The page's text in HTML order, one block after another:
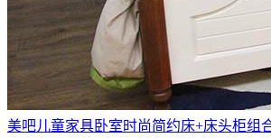
美吧儿童家具卧室时尚简约床+床头柜组